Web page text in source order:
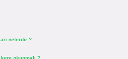
nelerdir ?